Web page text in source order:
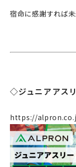
宿命に感謝すれば
◇ジュニアアス
https://